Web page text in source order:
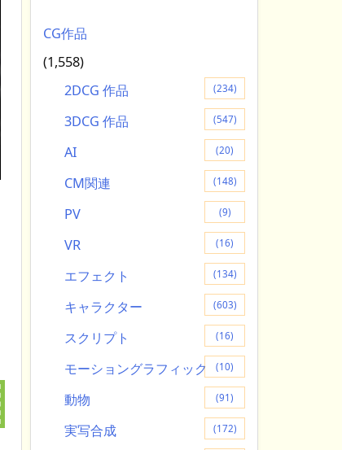
CG作品
(1,558)
2DCG 作品
(234)
3DCG 作品 (547)
AI (20)
CM関連 (148)
PV (9)
VR (16)
エフェクト (134)
キャラクター (603)
スクリプト (16)
モーショングラフィック (10)
動物 (91)
実写合成 (172)